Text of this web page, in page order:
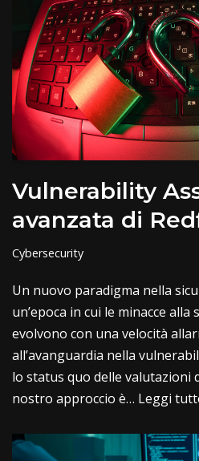
Vulnerability
avanzata di
Cybersecurity
Un nuovo paradigma nella
un’epoca in cui le minacce
evolvono con una velocità
all’avanguardia nella
lo status quo delle valutazioni
nostro approccio è… Leggi